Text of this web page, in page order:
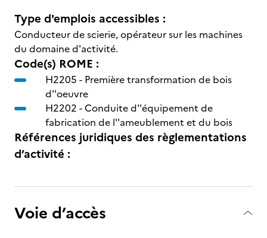
Type d'emplois accessibles :
Conducteur de scierie, opérateur sur les machines
du domaine d'activité.
Code(s) ROME :
H2205 - Première transformation de bois
d''oeuvre
H2202 -Conduite d''équipement de
fabrication de l''ameublement et du bois
Références juridiques des règlementations
d’activité :
Voie d’accès